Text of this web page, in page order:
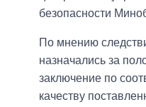
безопасности
По мнению
назначались за
заключение по
качеству